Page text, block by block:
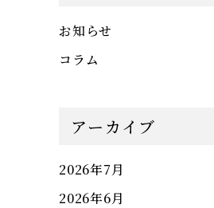
お知らせ
コラム
アーカイブ
2026年7月
2026年6月